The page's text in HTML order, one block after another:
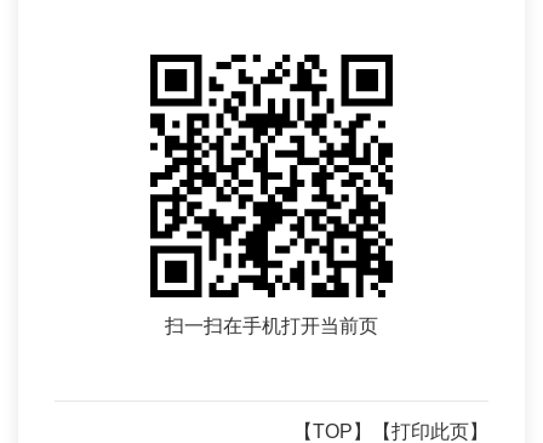
扫一扫在手机打开当前页
【TOP】 【打印此页】